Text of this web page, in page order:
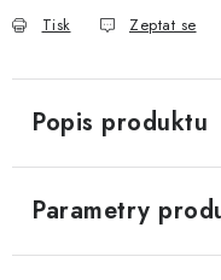
Tisk Zeptat se
Popis produktu
Parametry